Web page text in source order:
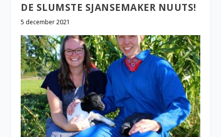
DE SLUMSTE SJANSEMAKER NUUTS!
5 december 2021